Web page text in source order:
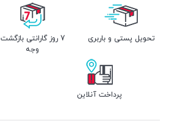
تحویل پستی و باربری
7 روز گارانتی بازگشت
وجه
پرداخت آنلاین